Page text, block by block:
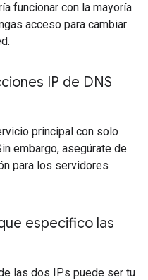
funcionar con la mayoría
acceso para cambiar
IP de DNS
principal con solo
embargo, asegúrate de
para los servidores
especifico las
las dos IPs puede ser tu